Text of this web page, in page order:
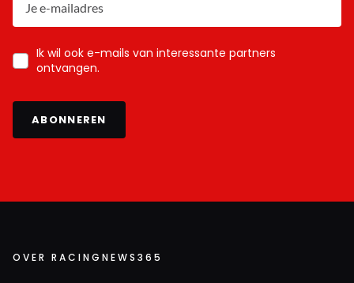
Ik wil ook e-mails van interessante partners
ontvangen.
ABONNEREN
OVER RACINGNEWS365